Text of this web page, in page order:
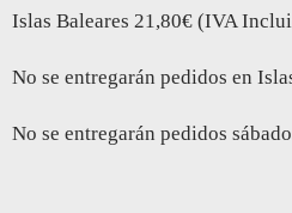
Islas Baleares 21,80€ (IVA
No se entregarán pedidos en
No se entregarán pedidos